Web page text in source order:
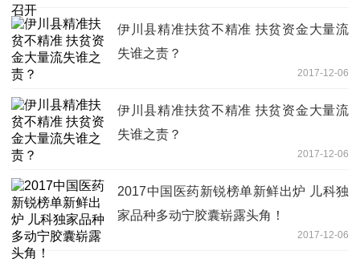
伊川县精准扶贫不精准 扶贫资金大量流
失谁之责？
2017-12-06
伊川县精准扶贫不精准 扶贫资金大量流
失谁之责？
2017-12-06
2017中国医药新锐榜单新鲜出炉 儿科独
家品种多动宁胶囊崭露头角！
2017-12-06